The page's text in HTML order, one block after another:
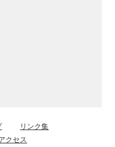
リンク集
クセス